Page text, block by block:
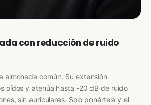
con reducción de ruido
almohada común. Su extensión
oídos y atenúa hasta -20 dB de ruido
sin auriculares. Solo ponértela y el